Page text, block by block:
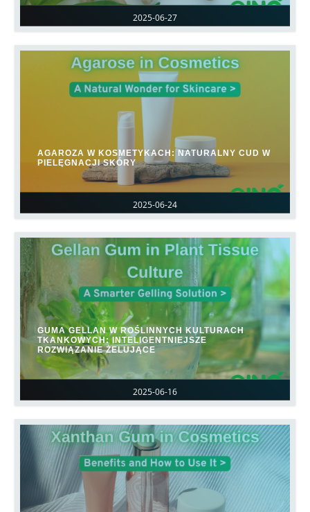
2025-06-27
2025-06-24
AGAROZA W KOSMETYKACH: NATURALNY CUD W
PIELĘGNACJI SKÓRY
2025-06-16
GUMA GELLAN W ROŚLINNYCH KULTURACH
TKANKOWYCH: INTELIGENTNIEJSZE
ROZWIĄZANIE ŻELUJĄCE